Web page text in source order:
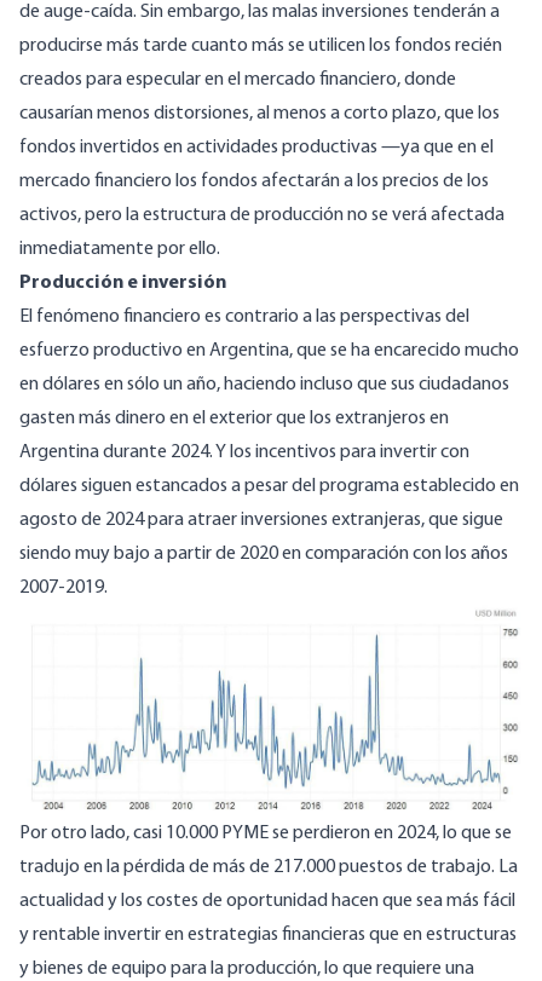
de auge-caída. Sin embargo, las malas inversiones tenderán a
producirse más tarde cuanto más se utilicen los fondos recién
creados para especular en el mercado financiero, donde
causarían menos distorsiones, al menos a corto plazo, que los
fondos invertidos en actividades productivas —ya que en el
mercado financiero los fondos afectarán a los precios de los
activos, pero la estructura de producción no se verá afectada
inmediatamente por ello.
Producción e inversión
El fenómeno financiero es contrario a las perspectivas del
esfuerzo productivo en Argentina, que se haencarecido mucho
en dólares en sólo un año, haciendo incluso que sus ciudadanos
gastenmás dinero en el exterior que los extranjeros en
Argentina durante 2024. Y los incentivos para invertir con
dólares siguen estancados a pesar del programa establecido en
agosto de 2024 para atraer inversiones extranjeras, que sigue
siendo muy bajo a partir de 2020 en comparación con los años
2007-2019.
Por otro lado, casi 10.000 PYMEse perdieronen 2024, lo que se
tradujo en la pérdida de más de 217.000 puestos de trabajo. La
actualidad y los costes de oportunidad hacen que sea más fácil
y rentable invertir en estrategias financieras que en estructuras
y bienes de equipo para la producción, lo que requiere una